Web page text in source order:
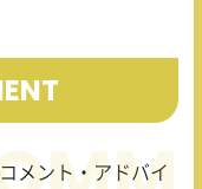
メント・アドバイ